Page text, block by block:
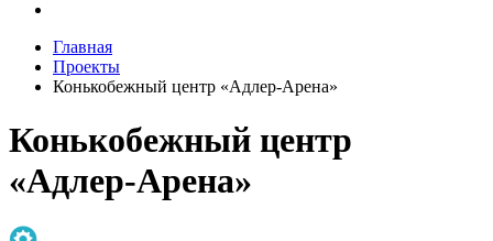
Главная
Проекты
Конькобежный центр «Адлер-Арена»
Конькобежный центр
«Адлер-Арена»